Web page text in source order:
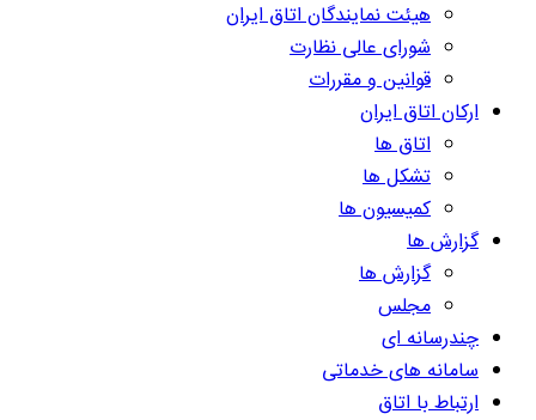
هیئت نمایندگان اتاق ایران
شورای عالی نظارت
قوانین و مقررات
ارکان اتاق ایران
اتاق ها
تشکل ها
کمیسیون ها
گزارش ها
گزارش ها
مجلس
چندرسانه ای
سامانه های خدماتی
ارتباط با اتاق